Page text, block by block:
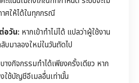
าศให้ได้ในทุกกรณี
อวัน: หากเข้าทำไม่ได้ แปลว่าผู้ใช้งาน
บมาลองใหม่ในวันถัดไป
บางกิจกรรมทำได้เพียงครั้งเดียว หาก
ใช้บัญชีอีเมลอื่นเท่านั้น